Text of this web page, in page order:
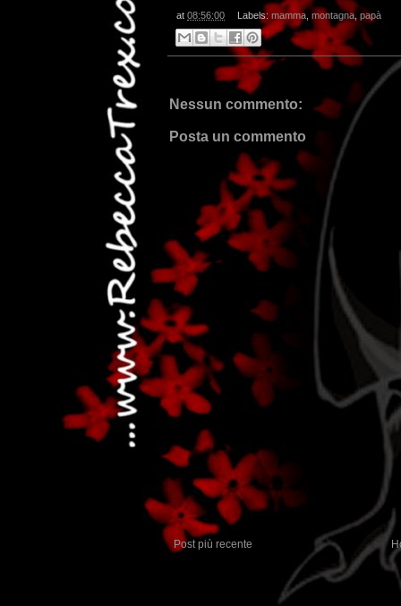
at 08:56:00 Labels: mamma, montagna, papà
Nessun commento:
Posta un commento
Post più recente